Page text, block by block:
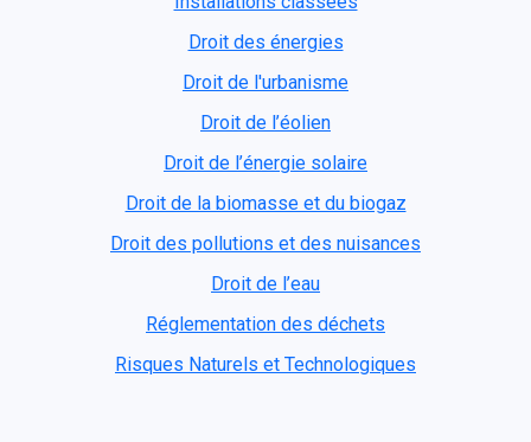
Droit des énergies
Droit de l'urbanisme
Droit de l’éolien
Droit de l’énergie solaire
Droit de la biomasse et du biogaz
Droit des pollutions et des nuisances
Droit de l’eau
Réglementation des déchets
Risques Naturels et Technologiques